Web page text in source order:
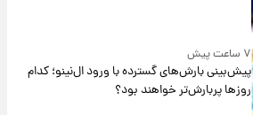
۷ ساعت پیش
پیش‌بینی بارش‌های گسترده با ورود ال‌نینو؛ کدام
روزها پربارش‌تر خواهند بود؟